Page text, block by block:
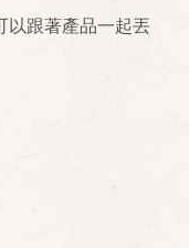
以跟著產品一起丟